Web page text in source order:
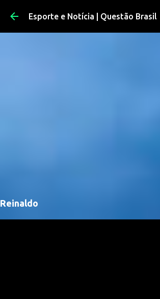
Pular para o conteúdo
Esporte e Notícia | Questão Brasil
Reinaldo